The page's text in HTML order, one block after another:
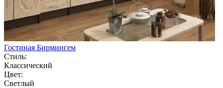
Гостиная Бирмингем
Стиль:
Классический
Цвет:
Светлый